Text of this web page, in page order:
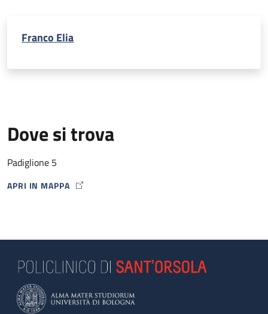
Franco Elia
Dove si trova
Padiglione 5
APRI IN MAPPA
MAP ICON